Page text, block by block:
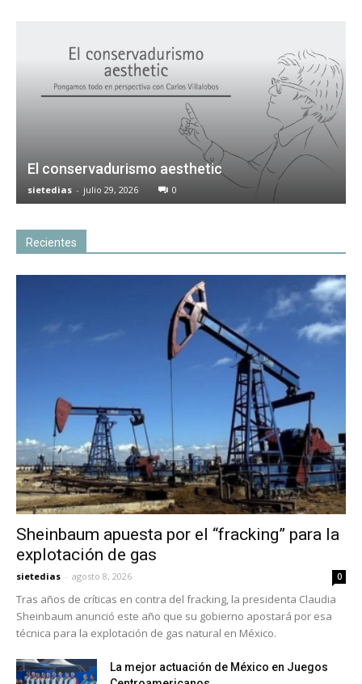
El conservadurismo aesthetic
sietedias - julio 29, 2026 0
Recientes
Sheinbaum apuesta por el “fracking” para la
explotación de gas
sietedias - agosto 8, 2026 0
Tras años de críticas en contra del fracking, la presidenta Claudia
Sheinbaum anunció este año que su gobierno apostará por esa
técnica para la explotación de gas natural en México.
La mejor actuación de México en Juegos